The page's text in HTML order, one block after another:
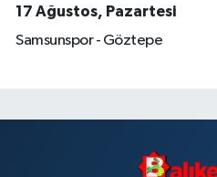
17 Ağustos, Pazartesi
Samsunspor - Göztepe